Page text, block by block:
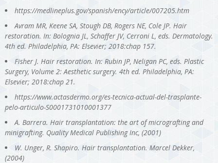
https://medlineplus.gov/spanish/ency/article/007205.htm
Avram MR, Keene SA, Stough DB, Rogers NE, Cole JP. Hair
restoration. In: Bolognia JL, Schaffer JV, Cerroni L, eds. Dermatology.
4th ed. Philadelphia, PA: Elsevier; 2018:chap 157.
Fisher J. Hair restoration. In: Rubin JP, Neligan PC, eds. Plastic
Surgery, Volume 2: Aesthetic surgery. 4th ed. Philadelphia, PA:
Elsevier; 2018:chap 21.
https://www.actasdermo.org/es-tecnica-actual-del-trasplante-
pelo-articulo-S0001731010001377
A. Barrera. Hair transplantation: the art of micrografting and
minigrafting. Quality Medical Publishing Inc, (2001)
W. Unger, R. Shapiro. Hair transplantation. Marcel Dekker,
(2004)